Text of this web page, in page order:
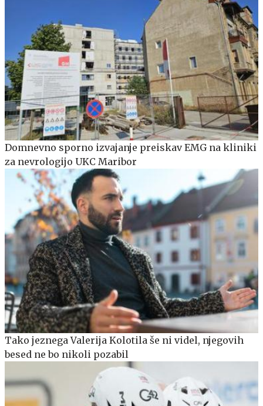
Domnevno sporno izvajanje preiskav EMG na kliniki
za nevrologijo UKC Maribor
Tako jeznega Valerija Kolotila še ni videl, njegovih
besed ne bo nikoli pozabil